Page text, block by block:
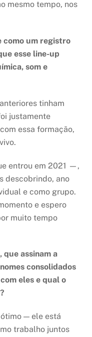
mesmo tempo, nos
como um registro
esse line-up
som e
tinham
justamente
essa formação,
entrou em 2021 —,
descobrindo, ano
e como grupo.
e espero
muito tempo
que assinam a
consolidados
eles e qual o
— ele está
trabalho juntos